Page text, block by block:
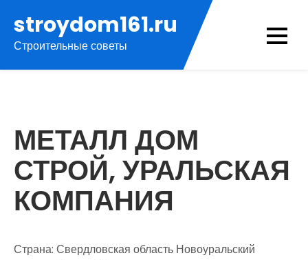
содержимому
stroydom161.ru
Строительные советы
МЕТАЛЛ ДОМ
СТРОЙ, УРАЛЬСКАЯ
КОМПАНИЯ
Страна: Свердловская область Новоуральский